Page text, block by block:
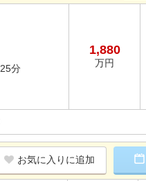
分
1,880
万円
お気に入りに追加